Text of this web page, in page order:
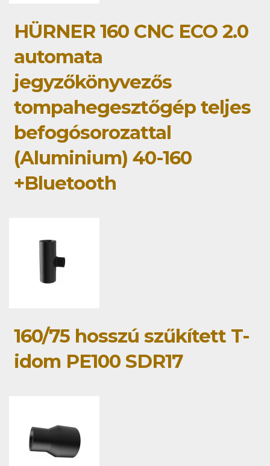
HÜRNER 160 CNC ECO 2.0
automata
jegyzőkönyvezős
tompahegesztőgép teljes
befogósorozattal
(Aluminium) 40-160
+Bluetooth
160/75 hosszú szűkített T-
idom PE100 SDR17